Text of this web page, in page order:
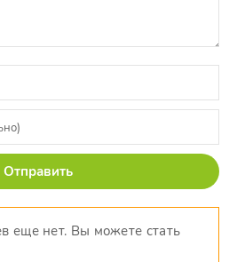
Отправить
еще нет. Вы можете стать